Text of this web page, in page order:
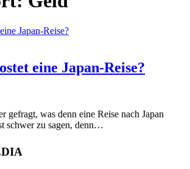
eine Japan-Reise?
gefragt, was denn eine Reise nach Japan
schwer zu sagen, denn…